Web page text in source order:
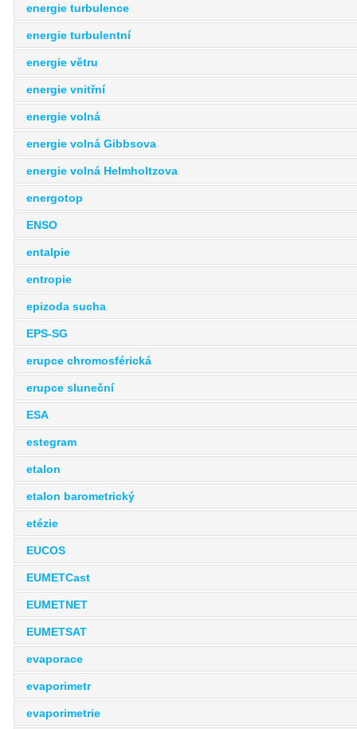
energie turbulence
energie turbulentní
energie větru
energie vnitřní
energie volná
energie volná Gibbsova
energie volná Helmholtzova
energotop
ENSO
entalpie
entropie
epizoda sucha
EPS-SG
erupce chromosférická
erupce sluneční
ESA
estegram
etalon
etalon barometrický
etézie
EUCOS
EUMETCast
EUMETNET
EUMETSAT
evaporace
evaporimetr
evaporimetrie